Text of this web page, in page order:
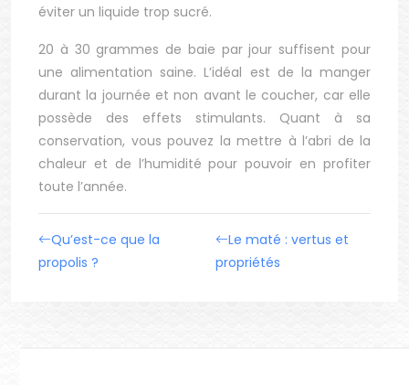
éviter un liquide trop sucré.
20 à 30 grammes de baie par jour suffisent pour
une alimentation saine. L’idéal est de la manger
durant la journée et non avant le coucher, car elle
possède des effets stimulants. Quant à sa
conservation, vous pouvez la mettre à l’abri de la
chaleur et de l’humidité pour pouvoir en profiter
toute l’année.
Qu’est-ce que la
propolis ?
Le maté : vertus et
propriétés